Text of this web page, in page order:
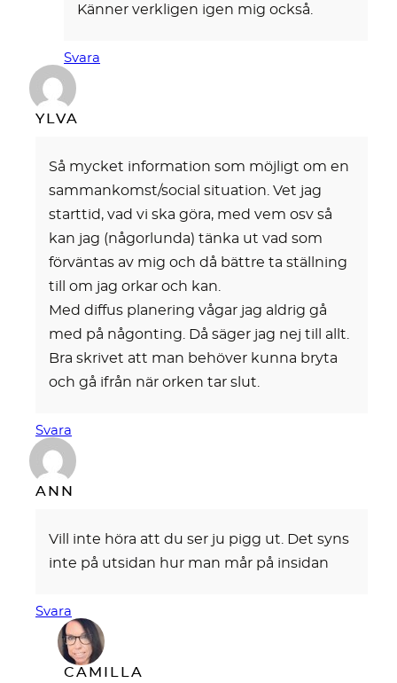
Känner verkligen igen mig också.
Svara
YLVA
Så mycket information som möjligt om en
sammankomst/social situation. Vet jag
starttid, vad vi ska göra, med vem osv så
kan jag (någorlunda) tänka ut vad som
förväntas av mig och då bättre ta ställning
till om jag orkar och kan.
Med diffus planering vågar jag aldrig gå
med på någonting. Då säger jag nej till allt.
Bra skrivet att man behöver kunna bryta
och gå ifrån när orken tar slut.
Svara
ANN
Vill inte höra att du ser ju pigg ut. Det syns
inte på utsidan hur man mår på insidan
Svara
CAMILLA